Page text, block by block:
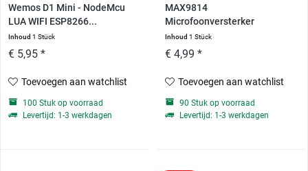
Wemos D1 Mini - NodeMcu
LUA WIFI ESP8266...
Inhoud1 Stück
€ 5,95 *
Toevoegen aan watchlist
100 Stuk op voorraad
Levertijd: 1-3 werkdagen
MAX9814
Microfoonversterker
Inhoud 1 Stück
€ 4,99 *
Toevoegen aan watchlist
90 Stuk op voorraad
Levertijd: 1-3 werkdagen